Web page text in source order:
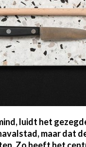
luidt het
maar dat